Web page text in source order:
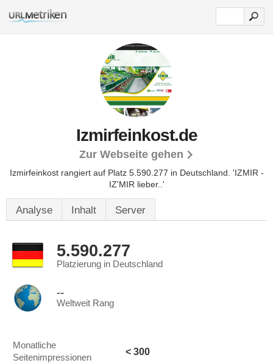
Izmirfeinkost.de
Zur Webseite gehen
Izmirfeinkost rangiert auf Platz 5.590.277 in Deutschland. 'IZMIR -
IZ'MIR lieber..'
Analyse Inhalt Server
5.590.277
Platzierung in Deutschland
--
Weltweit Rang
Monatliche
Seitenimpressionen
< 300